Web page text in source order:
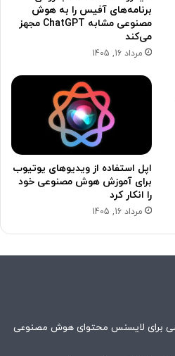
برنامه‌های آفیس را به هوش
مصنوعی مشابه ChatGPT مجهز
می‌کند
مرداد 16, 1405
اپل استفاده از ویدیوهای یوتیوب
برای آموزش هوش مصنوعی خود
را انکار کرد
مرداد 16, 1405
برای لایسنس محتوای هوش مصنوعی